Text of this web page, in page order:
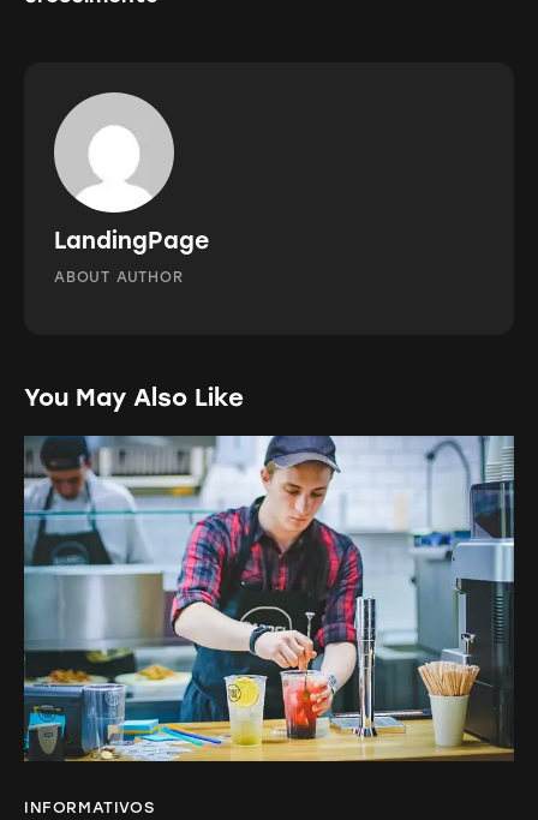
LandingPage
ABOUT AUTHOR
You May Also Like
INFORMATIVOS